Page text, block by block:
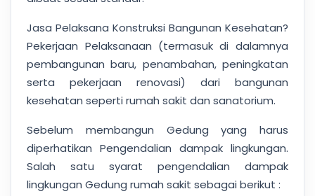
Jasa Pelaksana Konstruksi Bangunan Kesehatan?
Pekerjaan Pelaksanaan (termasuk di dalamnya
pembangunan baru, penambahan, peningkatan
serta pekerjaan renovasi) dari bangunan
kesehatan seperti rumah sakit dan sanatorium.
Sebelum membangun Gedung yang harus
diperhatikan Pengendalian dampak lingkungan.
Salah satu syarat pengendalian dampak
lingkungan Gedung rumah sakit sebagai berikut :